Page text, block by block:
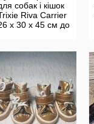
собак і кішок
Riva Carrier
х 30 x 45 см до